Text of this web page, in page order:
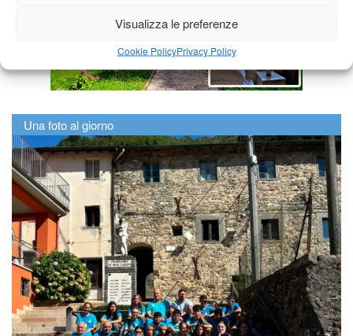
Visualizza le preferenze
Cookie PolicyPrivacy Policy
Una foto al giorno